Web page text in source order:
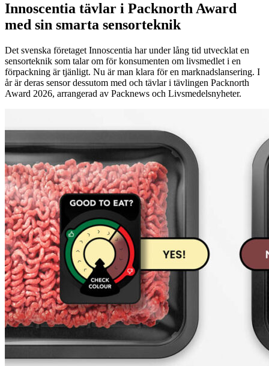
Innoscentia tävlar i Packnorth Award
med sin smarta sensorteknik
Det svenska företaget Innoscentia har under lång tid utvecklat en
sensorteknik som talar om för konsumenten om livsmedlet i en
förpackning är tjänligt. Nu är man klara för en marknadslansering. I
år är deras sensor dessutom med och tävlar i tävlingen Packnorth
Award 2026, arrangerad av Packnews och Livsmedelsnyheter.